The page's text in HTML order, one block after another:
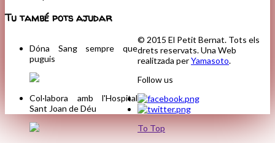
Tu també pots ajudar
Dóna Sang sempre que
puguis
Col·labora amb l'Hospital
Sant Joan de Déu
© 2015 El Petit Bernat. Tots els
drets reservats. Una Web
realitzada perYamasoto.
Follow us
To Top